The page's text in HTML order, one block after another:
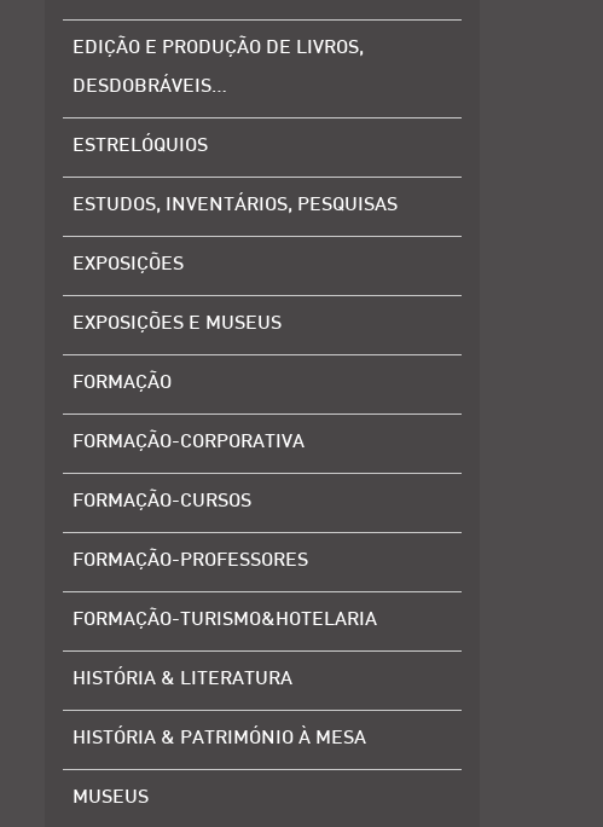
EDIÇÃO E PRODUÇÃO DE LIVROS,
DESDOBRÁVEIS…
ESTRELÓQUIOS
ESTUDOS, INVENTÁRIOS, PESQUISAS
EXPOSIÇÕES
EXPOSIÇÕES E MUSEUS
FORMAÇÃO
FORMAÇÃO-CORPORATIVA
FORMAÇÃO-CURSOS
FORMAÇÃO-PROFESSORES
FORMAÇÃO-TURISMO&HOTELARIA
HISTÓRIA & LITERATURA
HISTÓRIA & PATRIMÓNIO À MESA
MUSEUS